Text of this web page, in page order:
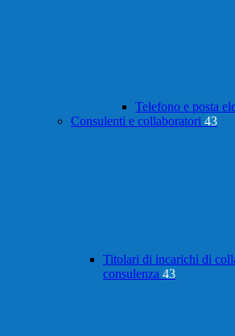
Telefono e posta
Consulenti e collaboratori 43
Titolari di incarichi di
consulenza 43